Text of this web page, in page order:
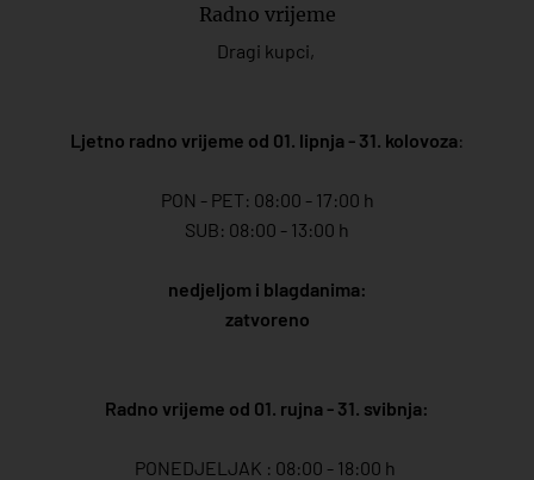
Radno vrijeme
Dragi kupci,
Ljetno radno vrijeme od 01. lipnja - 31. kolovoza:
PON - PET: 08:00 - 17:00 h
SUB: 08:00 - 13:00 h
nedjeljom i blagdanima:
zatvoreno
Radno vrijeme od 01. rujna - 31. svibnja:
PONEDJELJAK : 08:00 - 18:00 h